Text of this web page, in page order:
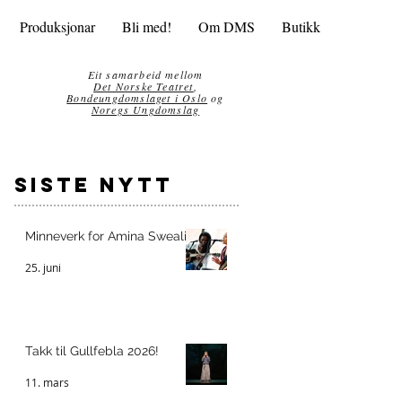
Produksjonar Bli med! Om DMS Butikk
Eit samarbeid mellom
Det Norske Teatret
Bondeungdomslaget i Oslo og
Noregs Ungdomslag
siste nytt
Minneverk for Amina Sweali
25. juni
Takk til Gullfebla 2026!
11. mars